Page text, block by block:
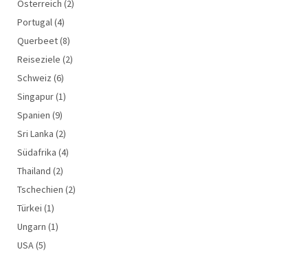
Österreich (2)
Portugal(4)
Querbeet(8)
Reiseziele (2)
Schweiz (6)
Singapur(1)
Spanien (9)
Sri Lanka (2)
Südafrika (4)
Thailand (2)
Tschechien (2)
Türkei (1)
Ungarn (1)
USA(5)